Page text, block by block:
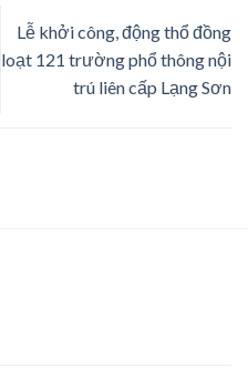
Lễ khởi công, động thổ đồng
loạt 121 trường phổ thông nội
trú liên cấp Lạng Sơn